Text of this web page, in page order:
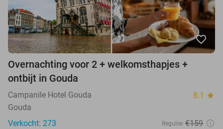
favorite_border
Overnachting voor 2 + welkomsthapjes +
ontbijt in Gouda
Campanile Hotel Gouda 8.1 star
Gouda
Verkocht: 273
Regulier €159